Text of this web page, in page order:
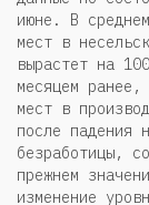
июне. В
мест в
вырастет на
месяцем
мест в
после падения
безработицы,
прежнем
изменение